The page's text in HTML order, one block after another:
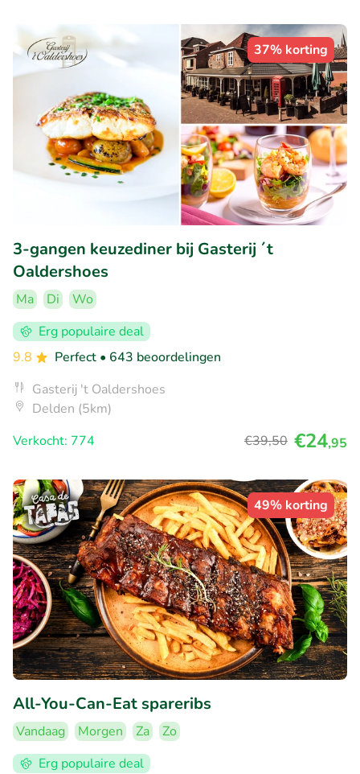
37% korting
3-gangen keuzediner bij Gasterij ´t
Oaldershoes
Ma Di
Wo
Erg populaire deal
9.8
Perfect • 643 beoordelingen
Gasterij 't Oaldershoes
Delden (5km)
Verkocht: 774
€39,50 €24,95
49% korting
All-You-Can-Eat spareribs
Vandaag Morgen Za
Zo
Erg populaire deal